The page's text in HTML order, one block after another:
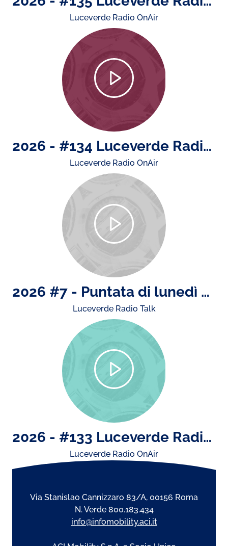
Luceverde Radio OnAir
2026 - #134 Luceverde Radio OnAir di martedì 14 luglio
Luceverde Radio OnAir
2026 #7 - Puntata di lunedì 13 luglio: il mercato dell'usato, la sicurezza stradale in città, la presentazione del GP di Monza.
Luceverde Radio Talk
2026 - #133 Luceverde Radio OnAir di lunedì 13 luglio
Luceverde Radio OnAir
Via Stanislao Cannizzaro 83/A, 00156 Roma
N. Verde 800.183.434
info@infomobility.aci.it